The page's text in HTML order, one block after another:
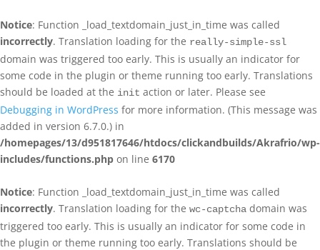
Notice: Function _load_textdomain_just_in_time was called
incorrectly. Translation loading for the really-simple-ssl
domain was triggered too early. This is usually an indicator for
some code in the plugin or theme running too early. Translations
should be loaded at the init action or later. Please see
Debugging in WordPress for more information. (This message was
added in version 6.7.0.) in
/homepages/13/d951817646/htdocs/clickandbuilds/Akrafrio/wp-
includes/functions.php on line 6170
Notice: Function _load_textdomain_just_in_time was called
incorrectly. Translation loading for the wc-captcha domain was
triggered too early. This is usually an indicator for some code in
the plugin or theme running too early. Translations should be